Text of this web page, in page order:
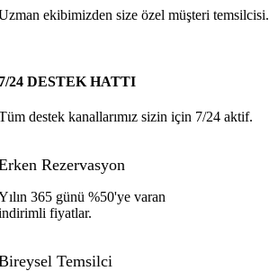
ekibimizden size özel müşteri temsilcisi.
24 DESTEK HATTI
destek kanallarımız sizin için 7/24 aktif.
Rezervasyon
365 günü %50'ye varan
fiyatlar.
Temsilci